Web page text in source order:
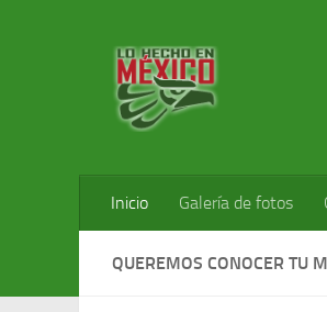
Inicio Galería de fotos
QUEREMOS CONOCER TU